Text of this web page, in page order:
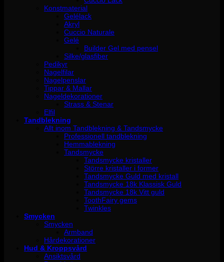
Konstmaterial
Gelélack
Akryl
Cuccio Naturale
Gelé
Builder Gel med pensel
Silke/glasfiber
Pedikyr
Nagelfilar
Nagelpenslar
Tippar & Mallar
Nageldekorationer
Strass & Stenar
Elfil
Tandblekning
Allt inom Tandblekning & Tandsmycke
Professionell tandblekning
Hemmablekning
Tandsmycke
Tandsmycke kristaller
Större kristaller i former
Tandsmycke Guld med kristall
Tandsmycke 18k Klassisk Guld
Tandsmycke 18k Vitt guld
ToothFairy gems
Twinkles
Smycken
Smycken
Armband
Hårdekorationer
Hud & Kroppsvård
Ansiktsvård